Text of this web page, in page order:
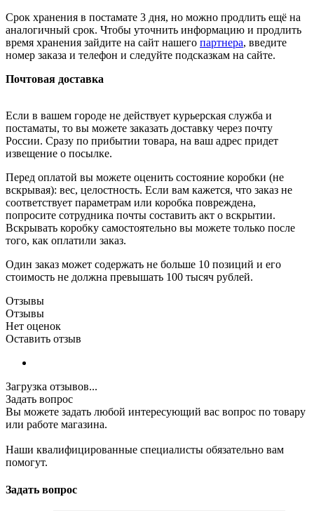
Срок хранения в постамате 3 дня, но можно продлить ещё на
аналогичный срок. Чтобы уточнить информацию и продлить
время хранения зайдите на сайт нашего партнера, введите
номер заказа и телефон и следуйте подсказкам на сайте.
Почтовая доставка
Если в вашем городе не действует курьерская служба и
постаматы, то вы можете заказать доставку через почту
России. Сразу по прибытии товара, на ваш адрес придет
извещение о посылке.
Перед оплатой вы можете оценить состояние коробки (не
вскрывая): вес, целостность. Если вам кажется, что заказ не
соответствует параметрам или коробка повреждена,
попросите сотрудника почты составить акт о вскрытии.
Вскрывать коробку самостоятельно вы можете только после
того, как оплатили заказ.
Один заказ может содержать не больше 10 позиций и его
стоимость не должна превышать 100 тысяч рублей.
Отзывы
Отзывы
Нет оценок
Оставить отзыв
Загрузка отзывов...
Задать вопрос
Вы можете задать любой интересующий вас вопрос по товару
или работе магазина.
Наши квалифицированные специалисты обязательно вам
помогут.
Задать вопрос